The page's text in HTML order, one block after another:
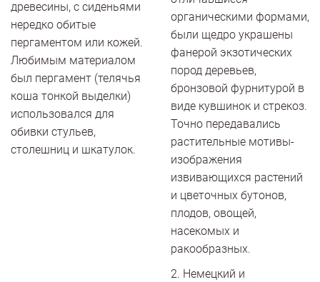
древесины, с сиденьями
нередко обитые
пергаментом или кожей.
Любимым материалом
был пергамент (телячья
коша тонкой выделки)
использовался для
обивки стульев,
столешниц и шкатулок.
органическими формами,
были щедро украшены
фанерой экзотических
пород деревьев,
бронзовой фурнитурой в
виде кувшинок и стрекоз.
Точно передавались
растительные мотивы-
изображения
извивающихся растений
и цветочных бутонов,
плодов, овощей,
насекомых и
ракообразных.
2. Немецкий и